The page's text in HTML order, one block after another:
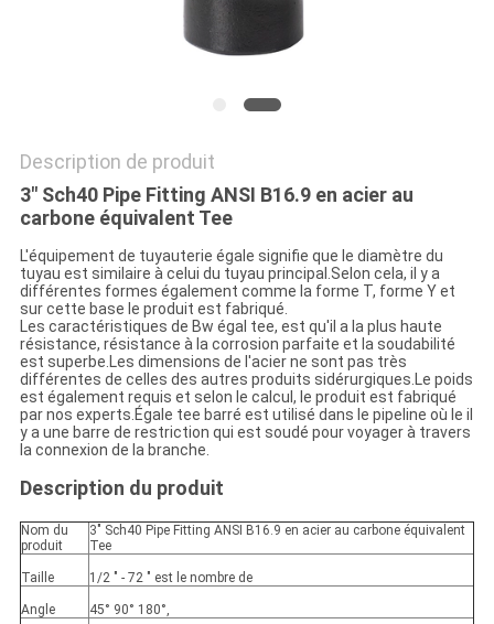
POLITIQUE
DE
CONFIDENTIALITÉ
Description de produit
3" Sch40 Pipe Fitting ANSI B16.9 en acier au
carbone équivalent Tee
L'équipement de tuyauterie égale signifie que le diamètre du
tuyau est similaire à celui du tuyau principal.Selon cela, il y a
différentes formes également comme la forme T, forme Y et
sur cette base le produit est fabriqué.
Les caractéristiques de Bw égal tee, est qu'il a la plus haute
résistance, résistance à la corrosion parfaite et la soudabilité
est superbe.Les dimensions de l'acier ne sont pas très
différentes de celles des autres produits sidérurgiques.Le poids
est également requis et selon le calcul, le produit est fabriqué
par nos experts.Égale tee barré est utilisé dans le pipeline où le il
y a une barre de restriction qui est soudé pour voyager à travers
la connexion de la branche.
Description du produit
Nom du
produit
3" Sch40 Pipe Fitting ANSI B16.9 en acier au carbone équivalent
Tee
Taille 1/2 " - 72 " est le nombre de
Angle 45° 90° 180°,